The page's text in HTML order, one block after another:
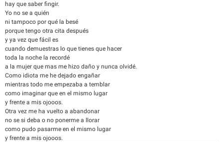
hay que saber fingir.
Yo no se a quién
ni tampoco por qué la besé
porque tengo otra cita después
y ya vez que fácil es
cuando demuestras lo que tienes que hacer
toda la noche la recordé
a la mujer que mas me hizo daño y nunca olvidé.
Como idiota me he dejado engañar
mientras todo me empezaba a temblar
como imaginar que en el mismo lugar
y frente a mis ojooos.
Otra vez me ha vuelto a abandonar
no se si deba o no ponerme a llorar
como pudo pasarme en el mismo lugar
y frente a mis ojooos.